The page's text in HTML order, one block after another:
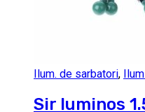
Ilum. de sarbatori,
Sir luminos